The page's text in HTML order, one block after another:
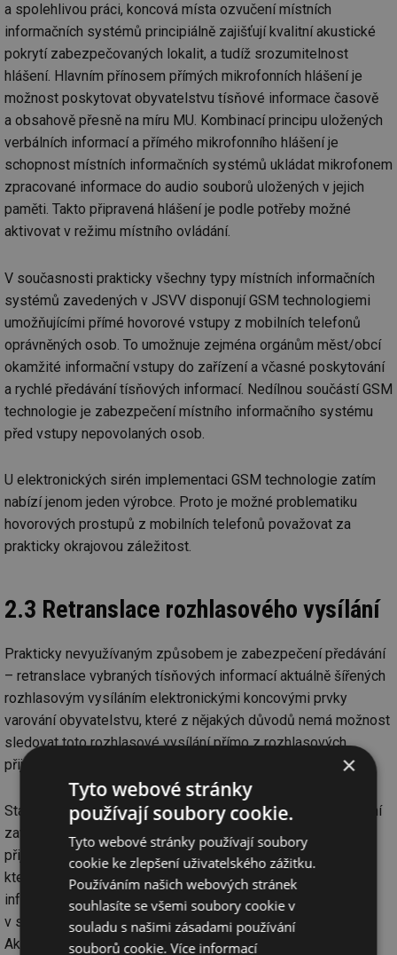
a spolehlivou práci, koncová místa ozvučení místních
informačních systémů principiálně zajišťují kvalitní akustické
pokrytí zabezpečovaných lokalit, a tudíž srozumitelnost
hlášení. Hlavním přínosem přímých mikrofonních hlášení je
možnost poskytovat obyvatelstvu tísňové informace časově
a obsahově přesně na míru MU. Kombinací principu uložených
verbálních informací a přímého mikrofonního hlášení je
schopnost místních informačních systémů ukládat mikrofonem
zpracované informace do audio souborů uložených v jejich
paměti. Takto připravená hlášení je podle potřeby možné
aktivovat v režimu místního ovládání.
V současnosti prakticky všechny typy místních informačních
systémů zavedených v JSVV disponují GSM technologiemi
umožňujícími přímé hovorové vstupy z mobilních telefonů
oprávněných osob. To umožnuje zejména orgánům měst/obcí
okamžité informační vstupy do zařízení a včasné poskytování
a rychlé předávání tísňových informací. Nedílnou součástí GSM
technologie je zabezpečení místního informačního systému
před vstupy nepovolaných osob.
U elektronických sirén implementaci GSM technologie zatím
nabízí jenom jeden výrobce. Proto je možné problematiku
hovorových prostupů z mobilních telefonů považovat za
prakticky okrajovou záležitost.
2.3 Retranslace rozhlasového vysílání
Prakticky nevyužívaným způsobem je zabezpečení předávání
– retranslace vybraných tísňových informací aktuálně šířených
rozhlasovým vysíláním elektronickými koncovými prvky
varování obyvatelstvu, které z nějakých důvodů nemá možnost
sledovat toto rozhlasové vysílání přímo z rozhlasových
přijímačů.
Standardní součástí elektronických koncových prvků varování
zaváděných do JSVV od roku 2008 je modul rozhlasového
přijímače naladěného na kmitočet rozhlasové stanice, se
kterou je v dané lokalitě dohovor o provádění tísňového
informování obyvatelstva. Ke sjednání dohovorů lze
v současné době využít několika platných právních předpisů.
Aktivace a deaktivace rozhlasových modulů elektronických
×
Tyto webové stránky
používají soubory cookie.
Tyto webové stránky používají soubory
cookie ke zlepšení uživatelského zážitku.
Používáním našich webových stránek
souhlasíte se všemi soubory cookie v
souladu s našimi zásadami používání
souborů cookie.Více informací